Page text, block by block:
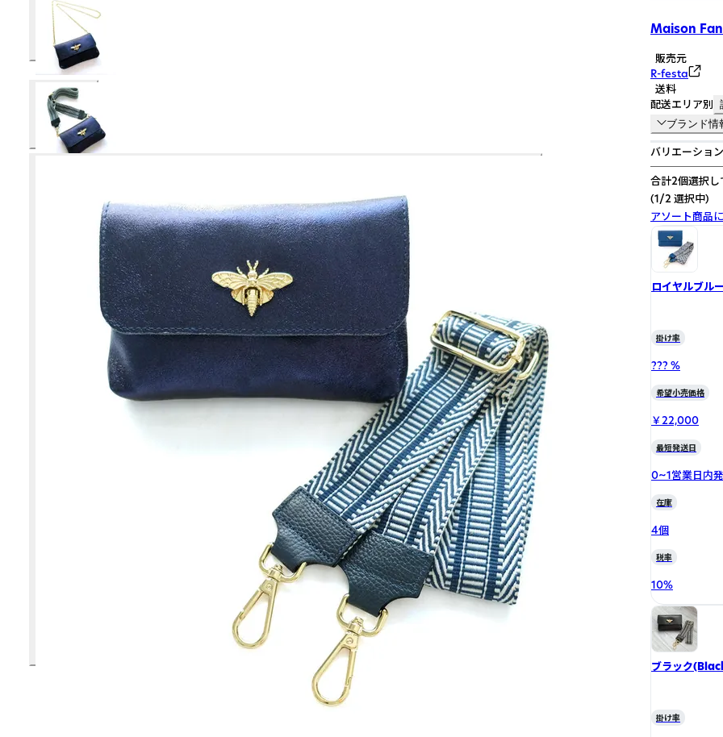
Maison
販売元
R-festa
送料
配送エリア別
ブランド情
バリエーショ
合計2個選択し
(1/2 選択中)
アソート商品
ロイヤルブル
掛け率
??? %
希望小売価格
￥22,000
最短発送日
0~1営業日内
在庫
4個
税率
10%
ブラック
掛け率